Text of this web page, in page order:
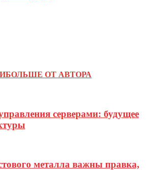
БОЛЬШЕ ОТ АВТОРА
серверами: будущее
металла важны правка,